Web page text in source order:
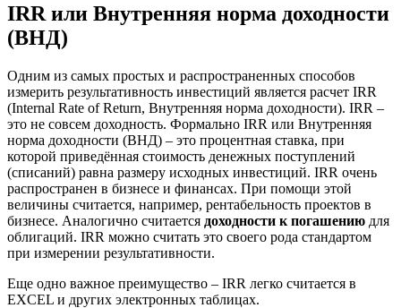
IRR или Внутренняя норма доходности
(ВНД)
Одним из самых простых и распространенных способов
измерить результативность инвестиций является расчет IRR
(Internal Rate of Return, Внутренняя норма доходности). IRR –
это не совсем доходность. Формально IRR или Внутренняя
норма доходности (ВНД) – это процентная ставка, при
которой приведённая стоимость денежных поступлений
(списаний) равна размеру исходных инвестиций. IRR очень
распространен в бизнесе и финансах. При помощи этой
величины считается, например, рентабельность проектов в
бизнесе. Аналогично считается доходности к погашению для
облигаций. IRR можно считать это своего рода стандартом
при измерении результативности.
Еще одно важное преимущество – IRR легко считается в
EXCEL и других электронных таблицах.